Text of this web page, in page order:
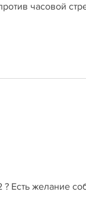
часовой
Есть желание